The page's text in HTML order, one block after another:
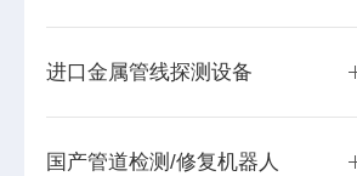
进口金属管线探测设备
国产管道检测/修复机器人